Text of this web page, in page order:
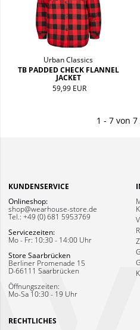
Urban Classics
TB PADDED CHECK FLANNEL
JACKET
59,99 EUR
1 - 7 von
KUNDENSERVICE
Onlineshop:
shop@wearhouse-store.de
Tel.: +49 (0) 681 5953769
Servicezeiten:
Mo - Fr: 10:30 - 14:00 Uhr
Store Saarbrücken
Berliner Promenade 15
D-66111 Saarbrücken
Öffnungszeiten:
Mo-Sa 10:30 - 19 Uhr
RECHTLICHES